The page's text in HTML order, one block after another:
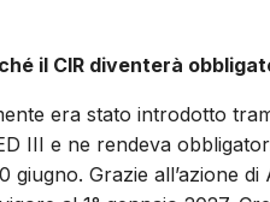
il CIR diventerà
era stato introdotto
III e ne rendeva
giugno. Grazie all’azione